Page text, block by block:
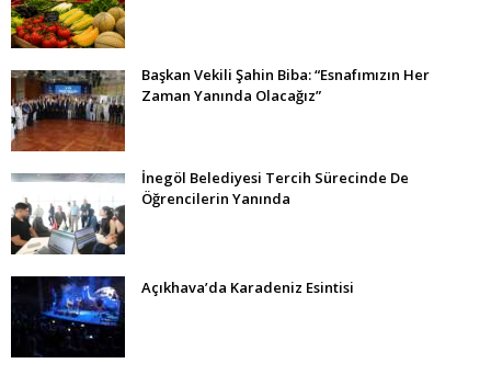
Başkan Vekili Şahin Biba: “Esnafımızın Her
Zaman Yanında Olacağız”
İnegöl Belediyesi Tercih Sürecinde De
Öğrencilerin Yanında
Açıkhava’da Karadeniz Esintisi